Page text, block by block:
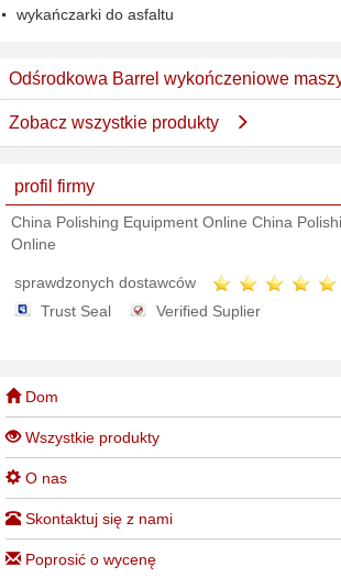
wykańczarki do asfaltu
Odśrodkowa Barrel wykończeniowe
Zobacz wszystkie produkty
profil firmy
China Polishing Equipment Online China
Online
sprawdzonych dostawców
Trust Seal
Verified Suplier
Dom
Wszystkie produkty
O nas
Skontaktuj się z nami
Poprosić o wycenę